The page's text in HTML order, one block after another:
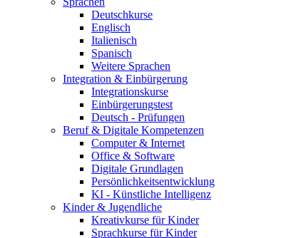
Deutschkurse
Englisch
Italienisch
Spanisch
Weitere Sprachen
Integration & Einbürgerung
Integrationskurse
Einbürgerungstest
Deutsch - Prüfungen
Beruf & Digitale Kompetenzen
Computer & Internet
Office & Software
Digitale Grundlagen
Persönlichkeitsentwicklung
KI - Künstliche Intelligenz
Kinder & Jugendliche
Kreativkurse für Kinder
Sprachkurse für Kinder